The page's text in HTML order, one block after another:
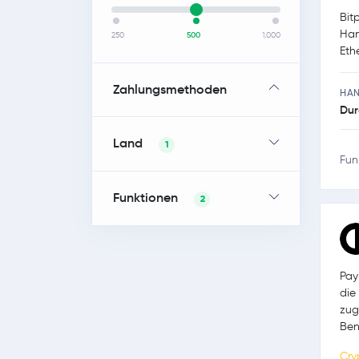
250 500 1,000
Zahlungsmethoden
Land 1
Funktionen 2
die